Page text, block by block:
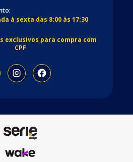
à sexta das 8:00 às 17:30
exclusivos para compra com
CPF